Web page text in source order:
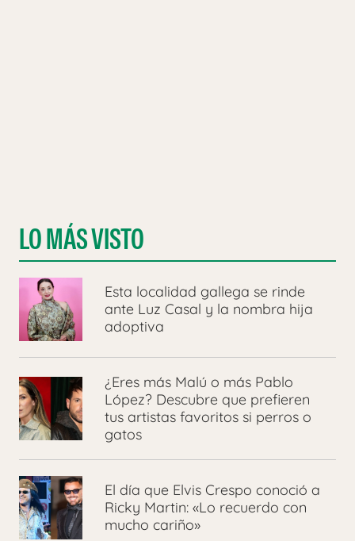
LO MÁS VISTO
Esta localidad gallega se rinde
ante Luz Casal y la nombra hija
adoptiva
¿Eres más Malú o más Pablo
López? Descubre que prefieren
tus artistas favoritos si perros o
gatos
El día que Elvis Crespo conoció a
Ricky Martin: «Lo recuerdo con
mucho cariño»